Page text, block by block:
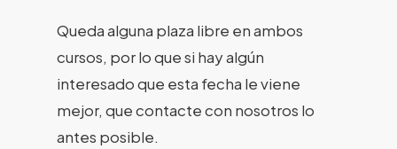
Queda alguna plaza libre en ambos
cursos, por lo que si hay algún
interesado que esta fecha le viene
mejor, que contacte con nosotros lo
antes posible.